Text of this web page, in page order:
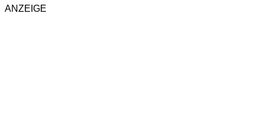
ANZEIGE